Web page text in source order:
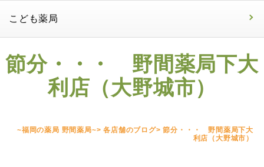
こども薬局
節分・・・ 野間薬局下大
利店（大野城市）
~福岡の薬局 野間薬局~>各店舗のブログ>節分・・・ 野間薬局下大
利店（大野城市）